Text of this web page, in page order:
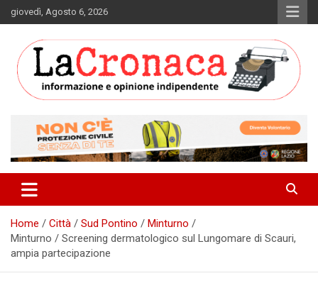
Skip
to
giovedì, Agosto 6, 2026
La Cronaca Quotidiano
Home Città Sud Pontino
Minturno
Minturno / Screening dermatologico sul Lungomare di Scauri,
ampia partecipazione